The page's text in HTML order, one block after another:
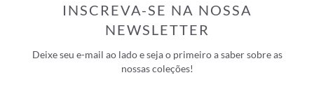
INSCREVA-SE NA NOSSA
NEWSLETTER
Deixe seu e-mail ao lado e seja o primeiro a saber sobre as
nossas coleções!